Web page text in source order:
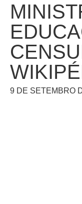
9 DE SETEMBRO